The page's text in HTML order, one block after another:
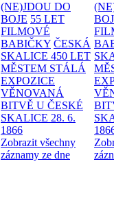
(NE)JDOU DO
BOJE 55 LET
FILMOVÉ
BABIČKY ČESKÁ
SKALICE 450 LET
MĚSTEM STÁLÁ
EXPOZICE
VĚNOVANÁ
BITVĚ U ČESKÉ
SKALICE 28. 6.
1866
Zobrazit všechny
záznamy ze dne